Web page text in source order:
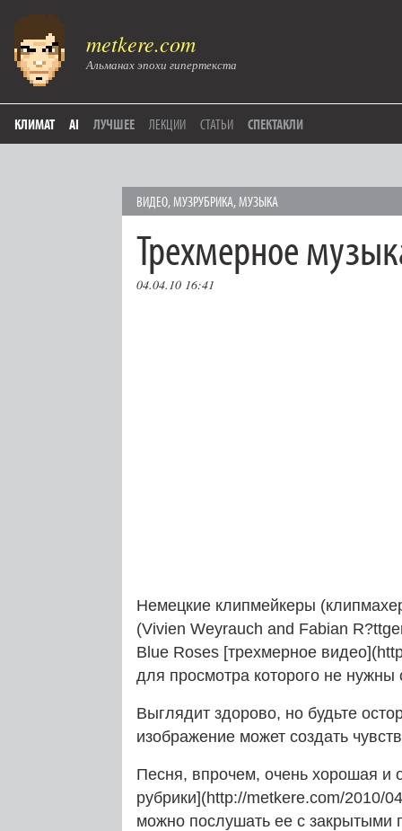
metkere.com
Альманах эпохи гипертекста
КЛИМАТ AI ЛУЧШЕЕ ЛЕКЦИИ СТАТЬИ СПЕКТАКЛИ
ВИДЕО,МУЗРУБРИКА,МУЗЫКА
Трехмерное
04.04.10 16:41
Немецкие клипмейкеры
(Vivien Weyrauch and Fabian
Blue Roses [трехмерное
для просмотра которого не нужны
Выглядит здорово, но будьте
изображение может создать
Песня, впрочем, очень хорошая и
рубрики](http://metkere.com/2010/
можно послушать ее с закрытыми